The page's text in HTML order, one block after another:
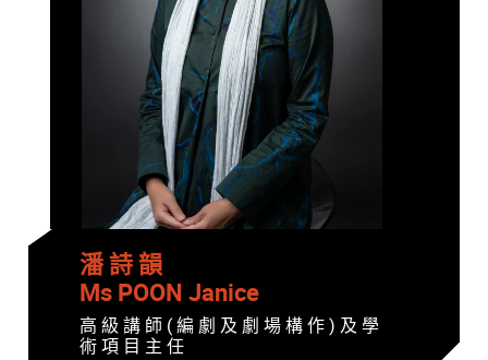
潘 詩 韻
Ms POON Janice
高 級 講 師 ( 編 劇 及 劇 場 構 作 ) 及 學
術 項 目 主 任